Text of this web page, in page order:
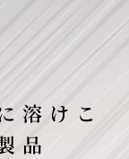
溶けこ
品